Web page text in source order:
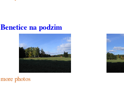
Benetice na podzim
more photos